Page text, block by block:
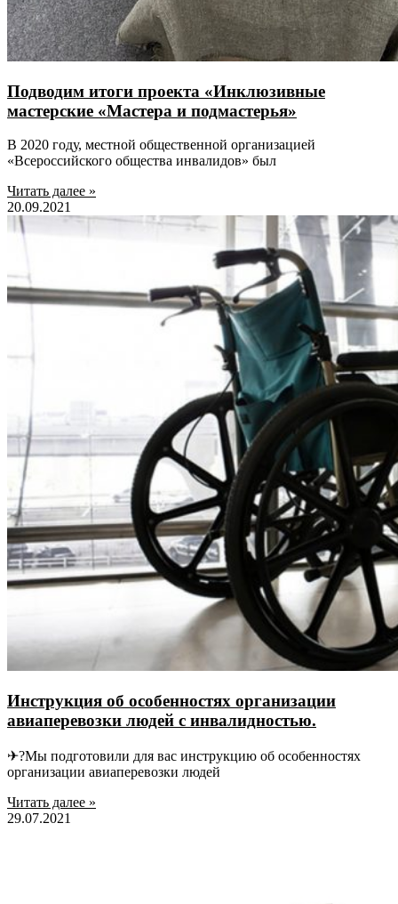
Подводим итоги проекта «Инклюзивные
мастерские «Мастера и подмастерья»
В 2020 году, местной общественной организацией
«Всероссийского общества инвалидов» был
Читать далее »
20.09.2021
Инструкция об особенностях организации
авиаперевозки людей с инвалидностью.
✈?Мы подготовили для вас инструкцию об особенностях
организации авиаперевозки людей
Читать далее »
29.07.2021